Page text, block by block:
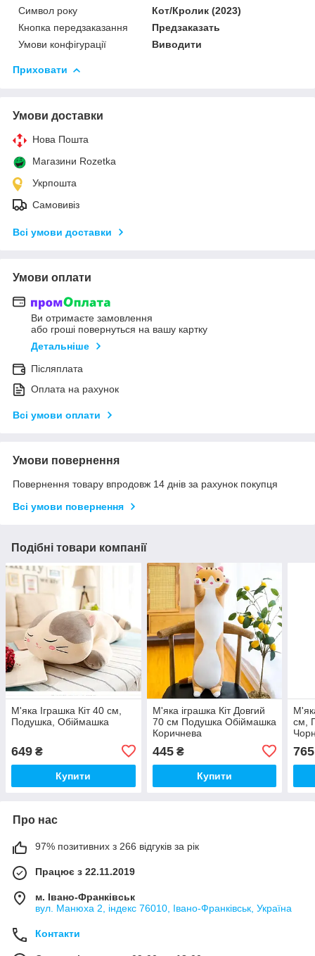
Символ року
Кот/Кролик (2023)
Кнопка передзаказання
Предзаказать
Умови конфігурації
Виводити
Приховати
Умови доставки
Нова Пошта
Магазини Rozetka
Укрпошта
Самовивіз
Всі умови доставки
Умови оплати
Ви отримаєте замовлення
або гроші повернуться на вашу картку
Детальніше
Післяплата
Оплата на рахунок
Всі умови оплати
Умови повернення
Повернення товару впродовж 14 днів за рахунок покупця
Всі умови повернення
Подібні товари компанії
М'яка Іграшка Кіт 40 см,
Подушка, Обіймашка
649 ₴
Купити
М'яка іграшка Кіт Довгий
70 см Подушка Обіймашка
Коричнева
445₴
Купити
см,
765
Про нас
97% позитивних з 266 відгуків за рік
Працює з 22.11.2019
м. Івано-Франківськ
вул. Манюха 2, індекс 76010, Івано-Франківськ, Україна
Контакти